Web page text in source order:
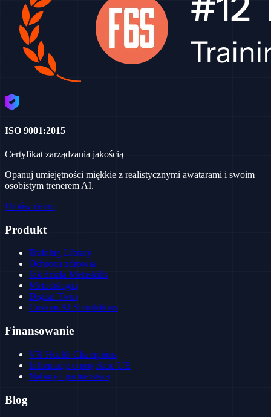
ISO 9001:2015
Certyfikat zarządzania jakością
Opanuj umiejętności miękkie z realistycznymi awatarami i swoim
osobistym trenerem AI.
Umów demo
Produkt
Training Library
Ochrona zdrowia
Jak działa Metaskills
Metodologia
Digital Twin
Custom AI Simulations
Finansowanie
VR Health Champions
Informacje o projekcie UE
Nabory i partnerstwa
Blog